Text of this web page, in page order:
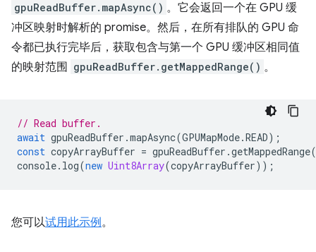
gpuReadBuffer.mapAsync() 。它会返回一个在 GPU 缓
冲区映射时解析的 promise。然后，在所有排队的 GPU 命
令都已执行完毕后，获取包含与第一个 GPU 缓冲区相同值
的映射范围 gpuReadBuffer.getMappedRange() 。
// Read buffer.
await gpuReadBuffer .mapAsync(GPUMapMode.READ);
const copyArrayBuffer = gpuReadBuffer .getMappedRange
console. log(new Uint8Array(copyArrayBuffer));
您可以试用此示例。